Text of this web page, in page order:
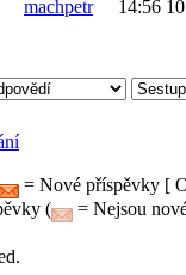
machpetr 14:56
= Nové příspěvky [
(
= Nejsou